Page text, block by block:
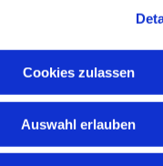
Cookies zulassen
Auswahl erlauben